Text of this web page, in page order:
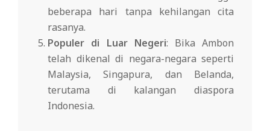
beberapa hari tanpa kehilangan cita
rasanya.
Populer di Luar Negeri: Bika Ambon
telah dikenal di negara-negara seperti
Malaysia, Singapura, dan Belanda,
terutama di kalangan diaspora
Indonesia.